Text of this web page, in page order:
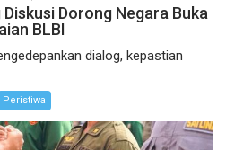
Dorong Negara Buka
BLBI
dialog, kepastian
Peristiwa